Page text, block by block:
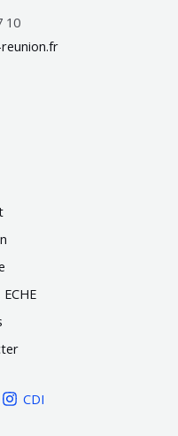
10
CDI